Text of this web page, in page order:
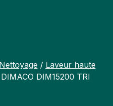
Nettoyage/ Laveur haute
DIM15200 TRI